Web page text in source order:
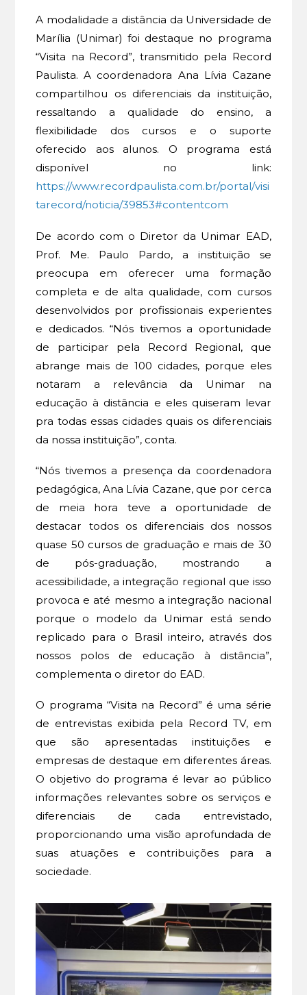
A modalidade a distância da Universidade de
Marília (Unimar) foi destaque no programa
“Visita na Record”, transmitido pela Record
Paulista. A coordenadora Ana Lívia Cazane
compartilhou os diferenciais da instituição,
ressaltando a qualidade do ensino, a
flexibilidade dos cursos e o suporte
oferecido aos alunos. O programa está
disponível no link:
https://www.recordpaulista.com.br/portal/visi
tarecord/noticia/39853#contentcom
De acordo com o Diretor da Unimar EAD,
Prof. Me. Paulo Pardo, a instituição se
preocupa em oferecer uma formação
completa e de alta qualidade, com cursos
desenvolvidos por profissionais experientes
e dedicados. “Nós tivemos a oportunidade
de participar pela Record Regional, que
abrange mais de 100 cidades, porque eles
notaram a relevância da Unimar na
educação à distância e eles quiseram levar
pra todas essas cidades quais os diferenciais
da nossa instituição”, conta.
“Nós tivemos a presença da coordenadora
pedagógica, Ana Lívia Cazane, que por cerca
de meia hora teve a oportunidade de
destacar todos os diferenciais dos nossos
quase 50 cursos de graduação e mais de 30
de pós-graduação, mostrando a
acessibilidade, a integração regional que isso
provoca e até mesmo a integração nacional
porque o modelo da Unimar está sendo
replicado para o Brasil inteiro, através dos
nossos polos de educação à distância”,
complementa o diretor do EAD.
O programa “Visita na Record” é uma série
de entrevistas exibida pela Record TV, em
que são apresentadas instituições e
empresas de destaque em diferentes áreas.
O objetivo do programa é levar ao público
informações relevantes sobre os serviços e
diferenciais de cada entrevistado,
proporcionando uma visão aprofundada de
suas atuações e contribuições para a
sociedade.